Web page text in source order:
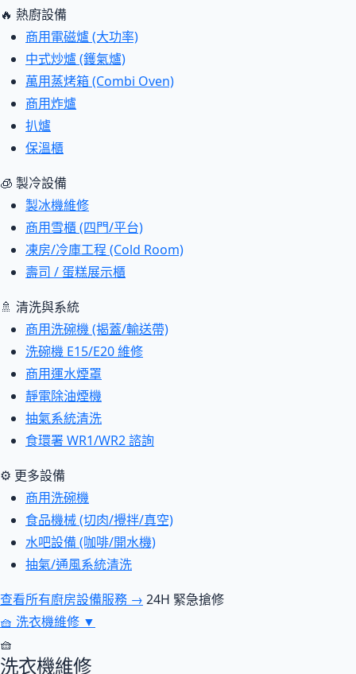
🔥 熱廚設備
商用電磁爐 (大功率)
中式炒爐 (鑊氣爐)
萬用蒸烤箱 (Combi Oven)
商用炸爐
扒爐
保溫櫃
🧊 製冷設備
製冰機維修
商用雪櫃 (四門/平台)
凍房/冷庫工程 (Cold Room)
壽司 / 蛋糕展示櫃
🚿 清洗與系統
商用洗碗機 (揭蓋/輸送帶)
洗碗機 E15/E20 維修
商用運水煙罩
靜電除油煙機
抽氣系統清洗
食環署 WR1/WR2 諮詢
⚙ 更多設備
商用洗碗機
食品機械 (切肉/攪拌/真空)
水吧設備 (咖啡/開水機)
抽氣/通風系統清洗
查看所有廚房設備服務 → 24H 緊急搶修
🧺 洗衣機維修 ▼
🧺
洗衣機維修